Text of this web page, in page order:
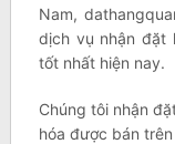
Nam,
dịch vụ nhận đặt
tốt nhất hiện nay.
Chúng tôi nhận
hóa được bán